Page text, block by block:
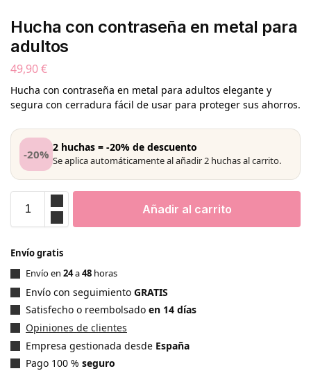
Hucha con contraseña en metal para
adultos
49,90€
Hucha con contraseña en metal para adultos elegante y
segura con cerradura fácil de usar para proteger sus ahorros.
-20% 2 huchas = -20% de descuento
Se aplica automáticamente al añadir 2 huchas al carrito.
Añadir al carrito
Envío gratis
Envío en 24a48 horas
Envío con seguimiento GRATIS
Satisfecho o reembolsado en 14 días
Opiniones de clientes
Empresa gestionada desde España
Pago 100 % seguro